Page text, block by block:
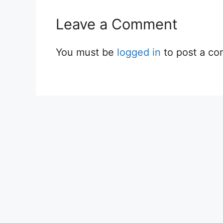
Leave a Comment
You must be logged in to post a